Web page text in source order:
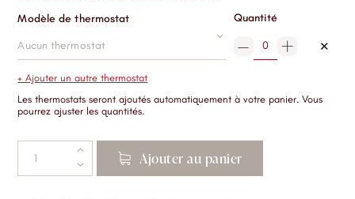
Modèle de thermostat Quantité
– + ✕
+ Ajouter un autre thermostat
Les thermostats seront ajoutés automatiquement à votre panier. Vous
pourrez ajuster les quantités.
Ajouter au panier